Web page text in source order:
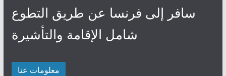
سافر إلى فرنسا عن طريق التطوع
شامل الإقامة والتأشيرة
معلومات عنا